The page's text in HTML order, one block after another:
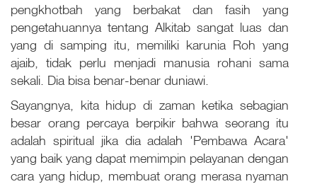
pengkhotbah yang berbakat dan fasih yang
pengetahuannya tentang Alkitab sangat luas dan
yang di samping itu, memiliki karunia Roh yang
ajaib, tidak perlu menjadi manusia rohani sama
sekali. Dia bisa benar-benar duniawi.
Sayangnya, kita hidup di zaman ketika sebagian
besar orang percaya berpikir bahwa seorang itu
adalah spiritual jika dia adalah 'Pembawa Acara'
yang baik yang dapat memimpin pelayanan dengan
cara yang hidup, membuat orang merasa nyaman